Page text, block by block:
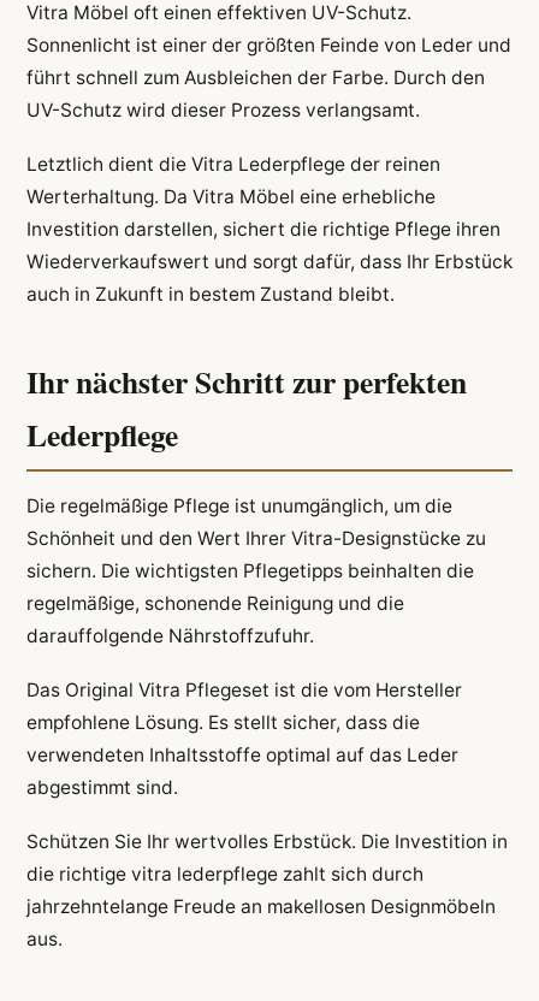
Vitra Möbel oft einen effektiven UV-Schutz.
Sonnenlicht ist einer der größten Feinde von Leder und
führt schnell zum Ausbleichen der Farbe. Durch den
UV-Schutz wird dieser Prozess verlangsamt.
Letztlich dient die Vitra Lederpflege der reinen
Werterhaltung. Da Vitra Möbel eine erhebliche
Investition darstellen, sichert die richtige Pflege ihren
Wiederverkaufswert und sorgt dafür, dass Ihr Erbstück
auch in Zukunft in bestem Zustand bleibt.
Ihr nächster Schritt zur perfekten
Lederpflege
Die regelmäßige Pflege ist unumgänglich, um die
Schönheit und den Wert Ihrer Vitra-Designstücke zu
sichern. Die wichtigsten Pflegetipps beinhalten die
regelmäßige, schonende Reinigung und die
darauffolgende Nährstoffzufuhr.
Das Original Vitra Pflegeset ist die vom Hersteller
empfohlene Lösung. Es stellt sicher, dass die
verwendeten Inhaltsstoffe optimal auf das Leder
abgestimmt sind.
Schützen Sie Ihr wertvolles Erbstück. Die Investition in
die richtige vitra lederpflege zahlt sich durch
jahrzehntelange Freude an makellosen Designmöbeln
aus.